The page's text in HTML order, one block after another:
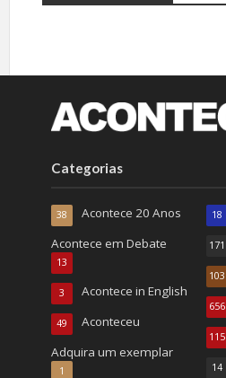
Categorias
Acontece 20 Anos
38
Acontece em Debate
13
Acontece in English
3
Aconteceu
49
Adquira um exemplar
1
18
171
103
656
115
14